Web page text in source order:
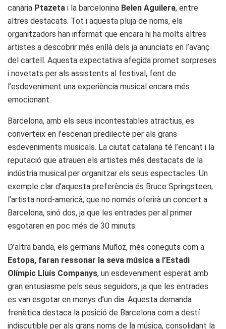
canària Ptazeta i la barcelonina Belen Aguilera, entre
altres destacats. Tot i aquesta pluja de noms, els
organitzadors han informat que encara hi ha molts altres
artistes a descobrir més enllà dels ja anunciats en l’avanç
del cartell. Aquesta expectativa afegida promet sorpreses
i novetats per als assistents al festival, fent de
l’esdeveniment una experiència musical encara més
emocionant.
Barcelona, amb els seus incontestables atractius, es
converteix en l’escenari predilecte per als grans
esdeveniments musicals. La ciutat catalana té l’encant i la
reputació que atrauen els artistes més destacats de la
indústria musical per organitzar els seus espectacles. Un
exemple clar d’aquesta preferència és Bruce Springsteen,
l’artista nord-americà, que no només oferirà un concert a
Barcelona, sinó dos, ja que les entrades per al primer
esgotaren en poc més de 30 minuts.
D’altra banda, els germans Muñoz, més coneguts com a
Estopa, faran ressonar la seva música a l’Estadi
Olímpic Lluís Companys, un esdeveniment esperat amb
gran entusiasme pels seus seguidors, ja que les entrades
es van esgotar en menys d’un dia. Aquesta demanda
frenètica destaca la posició de Barcelona com a destí
indiscutible per als grans noms de la música, consolidant la